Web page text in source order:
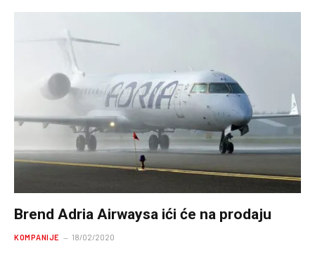
Brend Adria Airwaysa ići će na prodaju
KOMPANIJE 18/02/2020